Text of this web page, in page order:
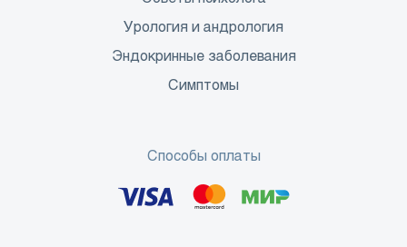
Урология и андрология
Эндокринные заболевания
Симптомы
Способы оплаты